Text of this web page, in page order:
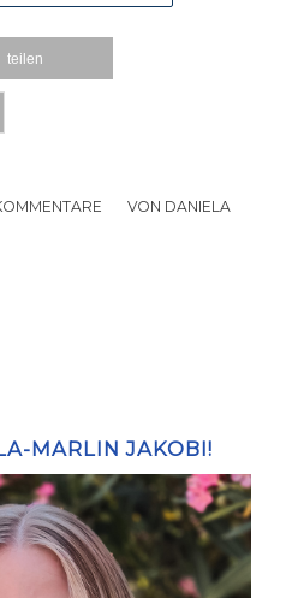
teilen
/ VON DANIELA
MARLIN JAKOBI!